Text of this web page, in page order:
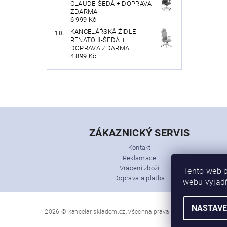
CLAUDE-ŠEDÁ + DOPRAVA
ZDARMA
6 999 Kč
KANCELÁŘSKÁ ŽIDLE
RENATO II-ŠEDÁ +
DOPRAVA ZDARMA
4 899 Kč
ZÁKAZNICKÝ SERVIS
Kontakt
Reklamace
Vrácení zboží
Doprava a platba
2026 © kancelar-skladem.cz, všechna práva vyhrazena
Tento web
webu